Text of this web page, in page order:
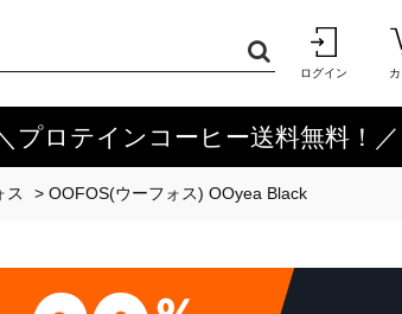
ログイン
プロテインコーヒー送料無料！／
ス > OOFOS(ウーフォス) OOyea Black